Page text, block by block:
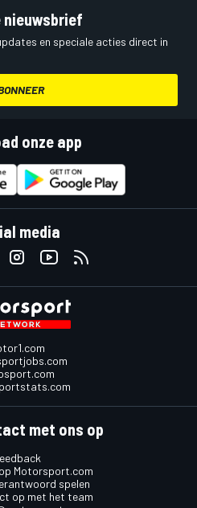
nieuwsbrief
en speciale acties direct in
onze app
media
met ons op
Motorsport.com
spelen
op met het team